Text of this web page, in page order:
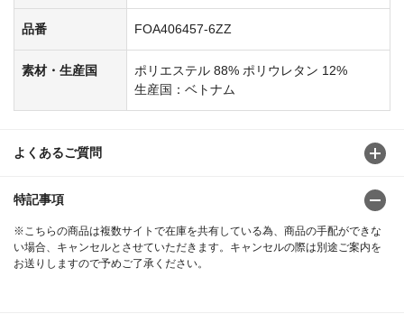
品番 FOA406457-6ZZ
素材・生産国
ポリエステル 88% ポリウレタン 12%
生産国：ベトナム
よくあるご質問
特記事項
※こちらの商品は複数サイトで在庫を共有している為、商品の手配ができな
い場合、キャンセルとさせていただきます。キャンセルの際は別途ご案内を
お送りしますので予めご了承ください。